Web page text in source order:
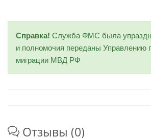
Справка! Служба ФМС была
и полномочия переданы Управлению
миграции МВД РФ
Отзывы (0)